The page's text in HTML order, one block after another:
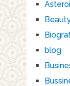
blog